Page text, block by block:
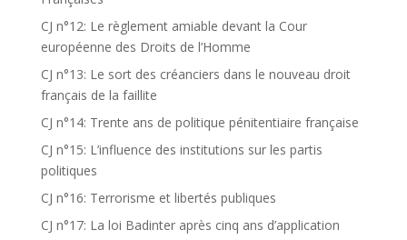
CJ n°12: Le règlement amiable devant la Cour
européenne des Droits de l’Homme
CJ n°13: Le sort des créanciers dans le nouveau droit
français de la faillite
CJ n°14: Trente ans de politique pénitentiaire française
CJ n°15: L’influence des institutions sur les partis
politiques
CJ n°16: Terrorisme et libertés publiques
CJ n°17: La loi Badinter après cinq ans d’application